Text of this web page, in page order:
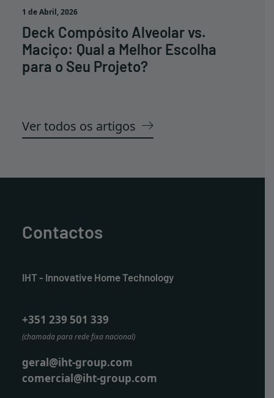
1 de Abril, 2026
Deck Compósito Alveolar vs.
Maciço: Qual a Melhor Escolha
para o Seu Projeto?
Ver todos os artigos
Contactos
IHT - Innovative Home Technology
+351 239 501 339
(chamada para rede fixa nacional)
geral@iht-group.com
comercial@iht-group.com